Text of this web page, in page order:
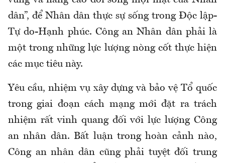
dân”, để Nhân dân thực sự sống trong Độc lập-
Tự do-Hạnh phúc. Công an Nhân dân phải là
một trong những lực lượng nòng cốt thực hiện
các mục tiêu này.
Yêu cầu, nhiệm vụ xây dựng và bảo vệ Tổ quốc
trong giai đoạn cách mạng mới đặt ra trách
nhiệm rất vinh quang đối với lực lượng Công
an nhân dân. Bất luận trong hoàn cảnh nào,
Công an nhân dân cũng phải tuyệt đối trung